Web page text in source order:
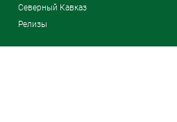
Северный Кавказ
Релизы